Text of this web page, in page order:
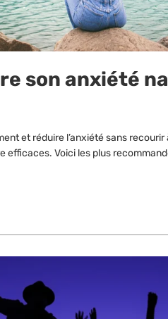
son anxiété
et réduire l’anxiété sans
efficaces. Voici les plus